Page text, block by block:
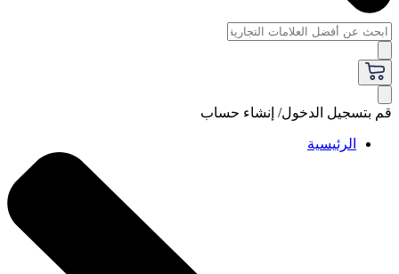
قم بتسجيل الدخول/ إنشاء حساب
الرئيسية